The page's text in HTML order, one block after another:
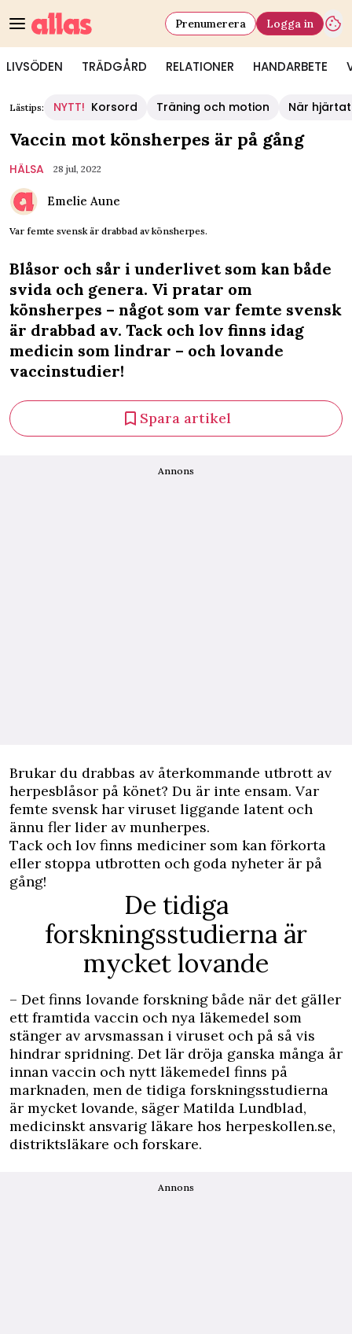
LIVSÖDEN TRÄDGÅRD RELATIONER HANDARBETE
Prenumerera Logga in
Lästips: NYTT! Korsord Träning och motion När
Vaccin mot könsherpes är på gång
HÄLSA 28 jul, 2022
Emelie Aune
Var femte svensk är drabbad av könsherpes.
Blåsor och sår i underlivet som kan både
svida och genera. Vi pratar om
könsherpes – något som var femte svensk
är drabbad av. Tack och lov finns idag
medicin som lindrar – och lovande
vaccinstudier!
Spara artikel
Annons
Brukar du drabbas av återkommande utbrott av
herpesblåsor på könet? Du är inte ensam. Var
femte svensk har viruset liggande latent och
ännu fler lider av munherpes.
Tack och lov finns mediciner som kan förkorta
eller stoppa utbrotten och goda nyheter är på
gång!
De tidiga
forskningsstudierna är
mycket lovande
– Det finns lovande forskning både när det gäller
ett framtida vaccin och nya läkemedel som
stänger av arvsmassan i viruset och på så vis
hindrar spridning. Det lär dröja ganska många år
innan vaccin och nytt läkemedel finns på
marknaden, men de tidiga forskningsstudierna
är mycket lovande, säger Matilda Lundblad,
medicinskt ansvarig läkare hos herpeskollen.se,
distriktsläkare och forskare.
Annons